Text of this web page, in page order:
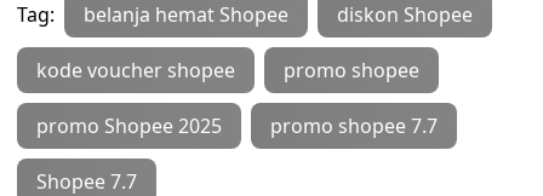
Tag: belanja hemat Shopee diskon Shopee
kode voucher shopee promo shopee
promo Shopee 2025 promo shopee 7.7
Shopee 7.7